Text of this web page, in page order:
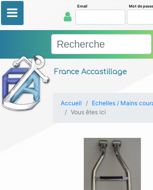
France Accastillage
Email Mot de passe
Accueil Echelles / Mains
Vous êtes ici